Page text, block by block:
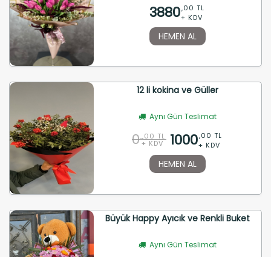
3880,00 TL
+ KDV
HEMEN AL
12 li kokina ve Güller
Aynı Gün Teslimat
0 ,00 TL
+ KDV 1000,00 TL
+ KDV
HEMEN AL
Büyük Happy Ayıcık ve Renkli Buket
Aynı Gün Teslimat